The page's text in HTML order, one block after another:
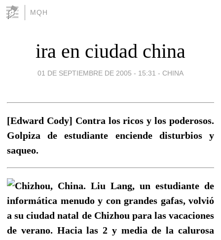
MQH
ira en ciudad china
01 DE SEPTIEMBRE DE 2005 - 15:31 - CHINA
[Edward Cody] Contra los ricos y los poderosos.
Golpiza de estudiante enciende disturbios y
saqueo.
Chizhou, China. Liu Lang, un estudiante de
informática menudo y con grandes gafas, volvió
a su ciudad natal de Chizhou para las vacaciones
de verano. Hacia las 2 y media de la calurosa